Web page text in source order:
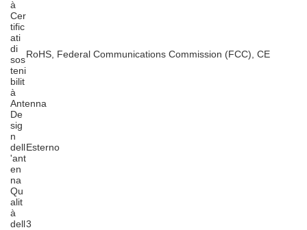
à
Cer
tific
ati
di
sos
teni
bilit
à
RoHS, Federal Communications Commission (FCC), CE
Antenna
De
sig
n
dell
'ant
en
na
Esterno
Qu
alit
à
dell3